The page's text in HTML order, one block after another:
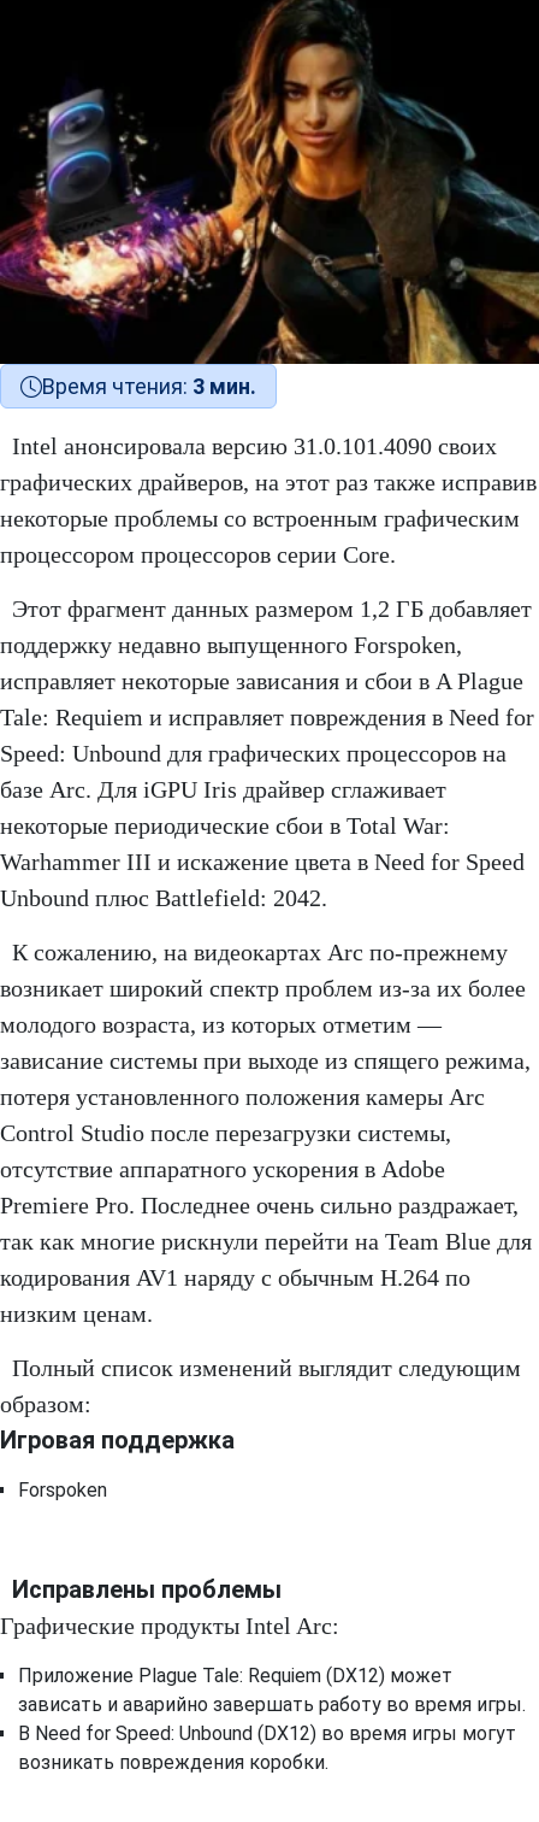
Время чтения: 3 мин.
Intel анонсировала версию 31.0.101.4090 своих
графических драйверов, на этот раз также исправив
некоторые проблемы со встроенным графическим
процессором процессоров серии Core.
Этот фрагмент данных размером 1,2 ГБ добавляет
поддержку недавно выпущенного Forspoken,
исправляет некоторые зависания и сбои в A Plague
Tale: Requiem и исправляет повреждения в Need for
Speed: Unbound для графических процессоров на
базе Arc. Для iGPU Iris драйвер сглаживает
некоторые периодические сбои в Total War:
Warhammer III и искажение цвета в Need for Speed ​​
Unbound плюс Battlefield: 2042.
К сожалению, на видеокартах Arc по-прежнему
возникает широкий спектр проблем из-за их более
молодого возраста, из которых отметим —
зависание системы при выходе из спящего режима,
потеря установленного положения камеры Arc
Control Studio после перезагрузки системы,
отсутствие аппаратного ускорения в Adobe
Premiere Pro. Последнее очень сильно раздражает,
так как многие рискнули перейти на Team Blue для
кодирования AV1 наряду с обычным H.264 по
низким ценам.
Полный список изменений выглядит следующим
образом:
Игровая поддержка
Forspoken
Исправлены проблемы
Графические продукты Intel Arc:
Приложение Plague Tale: Requiem (DX12) может
зависать и аварийно завершать работу во время игры.
В Need for Speed: Unbound (DX12) во время игры могут
возникать повреждения коробки.